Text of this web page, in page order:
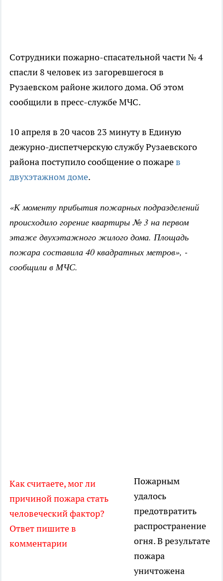
Сотрудники пожарно-спасательной части № 4
спасли 8 человек из загоревшегося в
Рузаевском районе жилого дома. Об этом
сообщили в пресс-службе МЧС.
10 апреля в 20 часов 23 минуту в Единую
дежурно-диспетчерскую службу Рузаевского
района поступило сообщение о пожарев
двухэтажном доме.
«К моменту прибытия пожарных подразделений
происходило горение квартиры № 3 на первом
этаже двухэтажного жилого дома. Площадь
пожара составила 40 квадратных метров», -
сообщили в МЧС.
Как считаете, мог ли
причиной пожара стать
человеческий фактор?
Ответ пишите в
комментарии
Пожарным
удалось
предотвратить
распространение
огня. В результате
пожара
уничтожена